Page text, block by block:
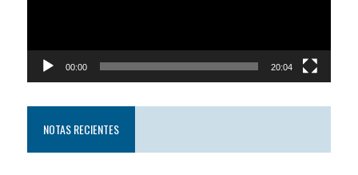
00:00 20:04
NOTAS RECIENTES